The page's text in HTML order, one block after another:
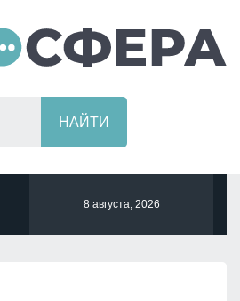
8 августа, 2026